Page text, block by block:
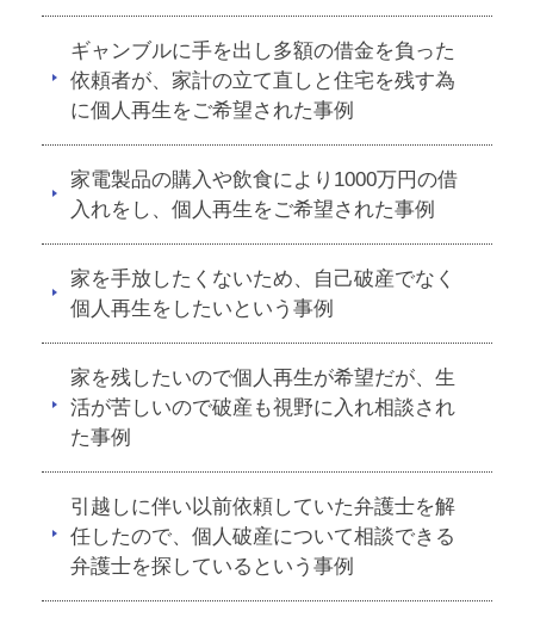
ギャンブルに手を出し多額の借金を負った
依頼者が、家計の立て直しと住宅を残す為
に個人再生をご希望された事例
家電製品の購入や飲食により1000万円の借
入れをし、個人再生をご希望された事例
家を手放したくないため、自己破産でなく
個人再生をしたいという事例
家を残したいので個人再生が希望だが、生
活が苦しいので破産も視野に入れ相談され
た事例
引越しに伴い以前依頼していた弁護士を解
任したので、個人破産について相談できる
弁護士を探しているという事例